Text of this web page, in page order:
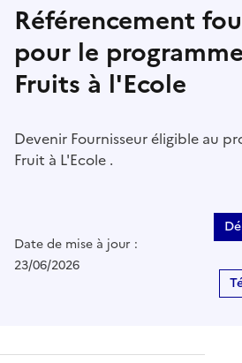
Référencement
pour le
Fruits à l'Ecole
Devenir Fournisseur éligible au
Fruit à L'Ecole .
Date de mise à jour :
23/06/2026